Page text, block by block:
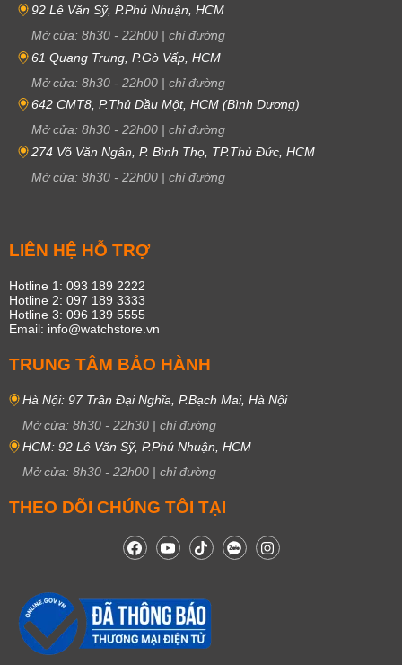
92 Lê Văn Sỹ, P.Phú Nhuận, HCM
Mở cửa: 8h30 - 22h00 | chỉ đường
61 Quang Trung, P.Gò Vấp, HCM
Mở cửa: 8h30 - 22h00 | chỉ đường
642 CMT8, P.Thủ Dầu Một, HCM (Bình Dương)
Mở cửa: 8h30 - 22h00 | chỉ đường
274 Võ Văn Ngân, P. Bình Thọ, TP.Thủ Đức, HCM
Mở cửa: 8h30 - 22h00 | chỉ đường
LIÊN HỆ HỖ TRỢ
Hotline 1: 093 189 2222
Hotline 2: 097 189 3333
Hotline 3: 096 139 5555
Email: info@watchstore.vn
TRUNG TÂM BẢO HÀNH
Hà Nội: 97 Trần Đại Nghĩa, P.Bạch Mai, Hà Nội
Mở cửa: 8h30 - 22h30 | chỉ đường
HCM: 92 Lê Văn Sỹ, P.Phú Nhuận, HCM
Mở cửa: 8h30 - 22h00 | chỉ đường
THEO DÕI CHÚNG TÔI TẠI